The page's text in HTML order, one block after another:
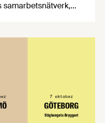
samarbetsnätverk,